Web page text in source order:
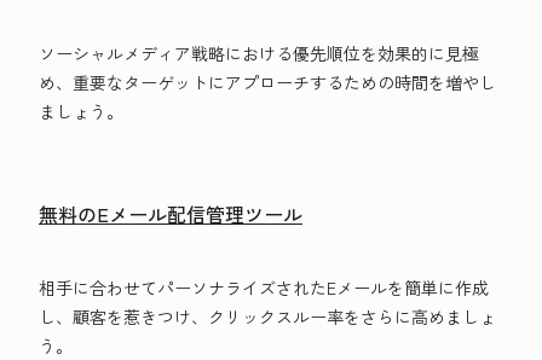
ソーシャルメディア戦略における優先順位を効果的に見極
め、重要なターゲットにアプローチするための時間を増やし
ましょう。
無料のEメール配信管理ツール
相手に合わせてパーソナライズされたEメールを簡単に作成
し、顧客を惹きつけ、クリックスルー率をさらに高めましょ
う。